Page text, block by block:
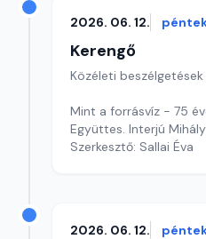
2026. 06. 12.
Kerengő
Közéleti beszélgetések
Mint a forrásvíz - 75
Együttes. Interjú
Szerkesztő: Sallai Éva
2026. 06. 12.